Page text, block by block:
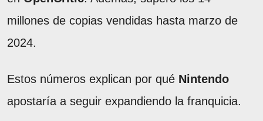
millones de copias vendidas hasta marzo de
2024.
Estos números explican por qué Nintendo
apostaría a seguir expandiendo la franquicia.